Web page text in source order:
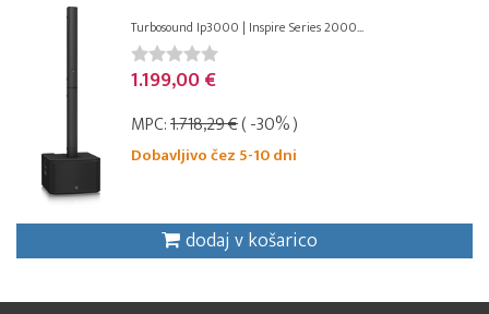
Turbosound Ip3000 | Inspire Series 2000...
1.199,00 €
MPC:1.718,29 €( -30% )
Dobavljivo čez 5-10 dni
dodaj v košarico